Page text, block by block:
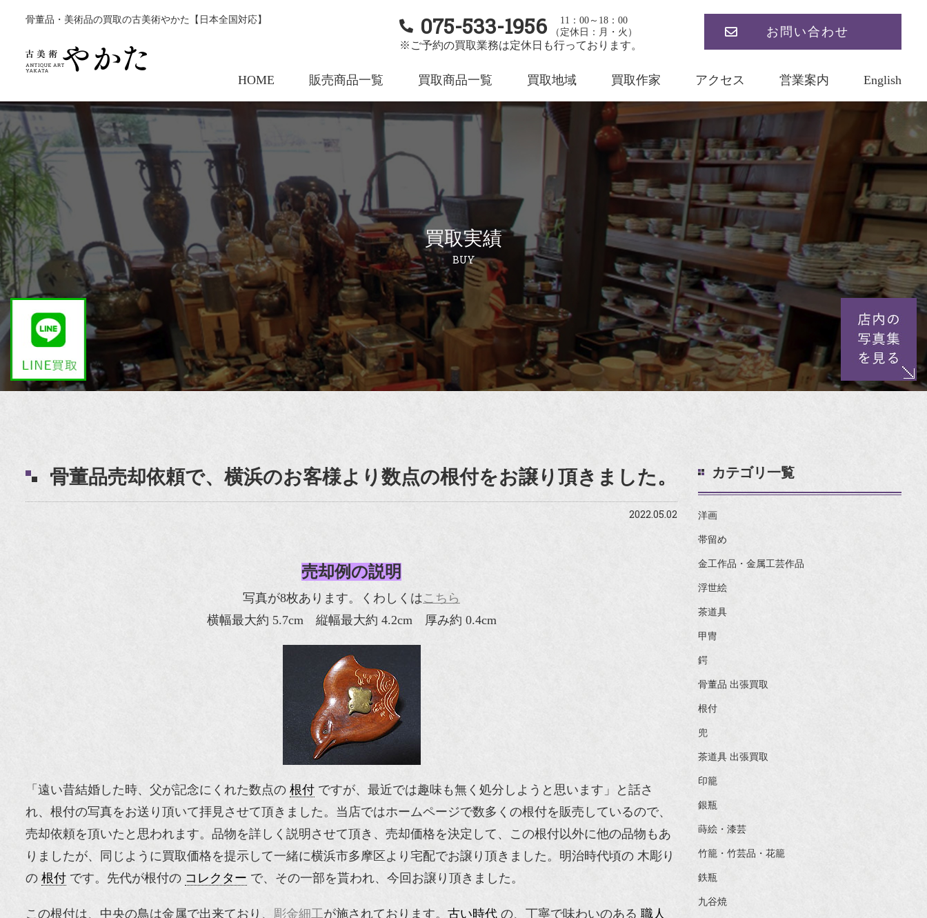
骨董品・美術品の買取の古美術やかた【日本全国対応】 075-533-1956
11：00～18：00
（定休日：月・火）
※ご予約の買取業務は定休日も行っております。
お問い合わせ
HOME 販売商品一覧 買取商品一覧 買取地域 買取作家 アクセス 営業案内 English
買取実績
BUY
骨董品売却依頼で、横浜のお客様より数点の根付をお譲り頂きました。
2022.05.02
売却例の説明
写真が8枚あります。くわしくはこちら
横幅最大約 5.7cm 縦幅最大約 4.2cm 厚み約 0.4cm
「遠い昔結婚した時、父が記念にくれた数点の 根付 ですが、最近では趣味も無く処分しようと思います」と話さ
れ、根付の写真をお送り頂いて拝見させて頂きました。当店ではホームページで数多くの根付を販売しているので、
売却依頼を頂いたと思われます。品物を詳しく説明させて頂き、売却価格を決定して、この根付以外に他の品物もあ
りましたが、同じように買取価格を提示して一緒に横浜市多摩区より宅配でお譲り頂きました。明治時代頃の 木彫り
の 根付 です。先代が根付の コレクター で、その一部を貰われ、今回お譲り頂きました。
この根付は、中央の鳥は金属で出来ており、 彫金細工が施されております。 古い時代 の、丁寧で味わいのある 職人
カテゴリ一覧
洋画
帯留め
金工作品・金属工芸作品
浮世絵
茶道具
甲冑
鍔
骨董品 出張買取
根付
兜
茶道具 出張買取
印籠
銀瓶
蒔絵・漆芸
竹籠・竹芸品・花籠
鉄瓶
九谷焼